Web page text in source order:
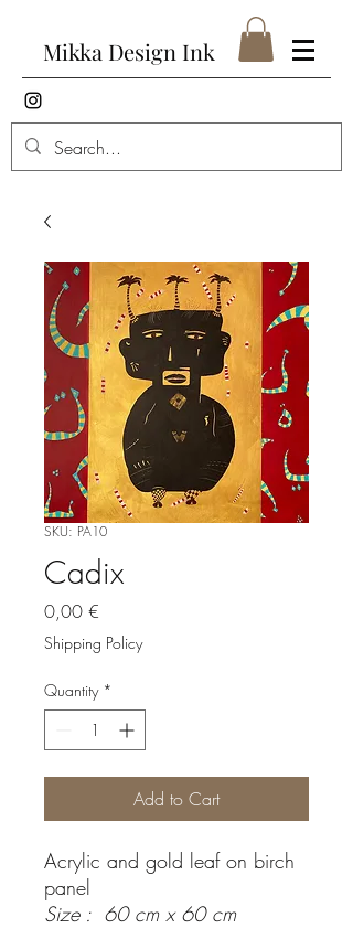
Mikka Design Ink
SKU: PA10
Cadix
0,00 €
Shipping Policy
Quantity *
Add to Cart
Acrylic and gold leaf on birch
panel
Size : 60 cm x 60 cm